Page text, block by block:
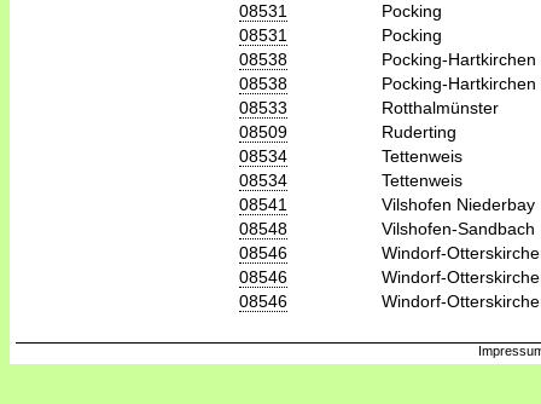
08531
Pocking
08531
Pocking
08538
Pocking-Hartkirchen
08538
Pocking-Hartkirchen
08533
Rotthalmünster
08509
Ruderting
08534
Tettenweis
08534
Tettenweis
08541
Vilshofen Niederbay
08548
Vilshofen-Sandbach
08546
Windorf-
08546
Windorf-
08546
Windorf-